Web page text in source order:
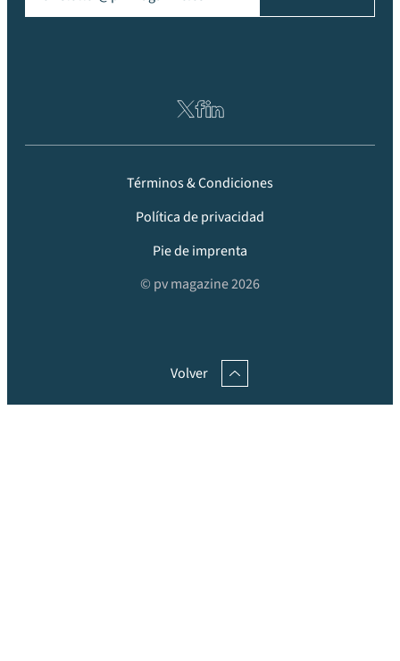
Términos & Condiciones
Política de privacidad
Pie de imprenta
© pv magazine 2026
Volver